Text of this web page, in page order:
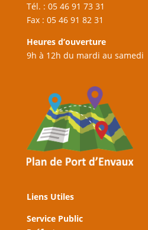
Tél. : 05 46 91 73 31
Fax : 05 46 91 82 31
Heures d’ouverture
9h à 12h du mardi au samedi
Liens Utiles
Service Public